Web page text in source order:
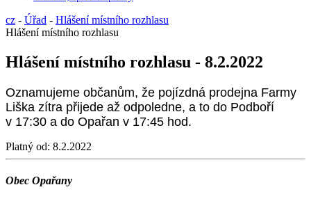
cz - Úřad - Hlášení místního rozhlasu
Hlášení místního rozhlasu
Hlášení místního rozhlasu - 8.2.2022
Oznamujeme občanům, že pojízdná prodejna Farmy
Liška zítra přijede až odpoledne, a to do Podboří
v 17:30 a do Opařan v 17:45 hod.
Platný od: 8.2.2022
Obec Opařany